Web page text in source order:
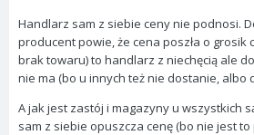
Handlarz sam z siebie ceny nie podnosi.
producent powie, że cena poszła o grosik
brak towaru) to handlarz z niechęcią ale
nie ma (bo u innych też nie dostanie, albo
A jak jest zastój i magazyny u wszystkich
sam z siebie opuszcza cenę (bo nie jest to